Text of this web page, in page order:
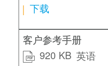
下载
客户参考手册
英语
PDF
920 KB